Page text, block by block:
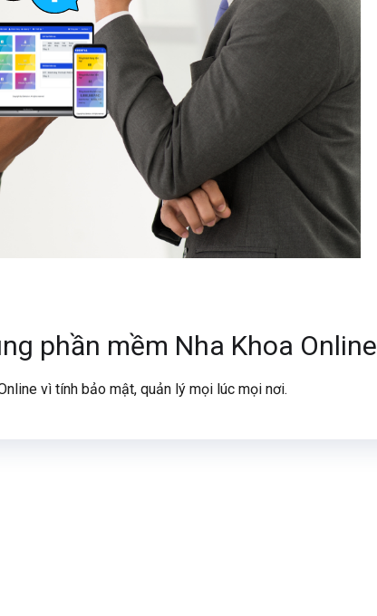
phần mềm Nha Khoa Online
vì tính bảo mật, quản lý mọi lúc mọi nơi.